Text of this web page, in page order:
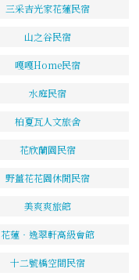
三采吉光家花蓮民宿
山之谷民宿
嘎嘎Home民宿
水庭民宿
柏夏瓦人文旅舍
花欣蘭園民宿
野薑花花園休閒民宿
美爽爽旅館
花蓮‧逸翠軒高級會館
十二號橋空間民宿